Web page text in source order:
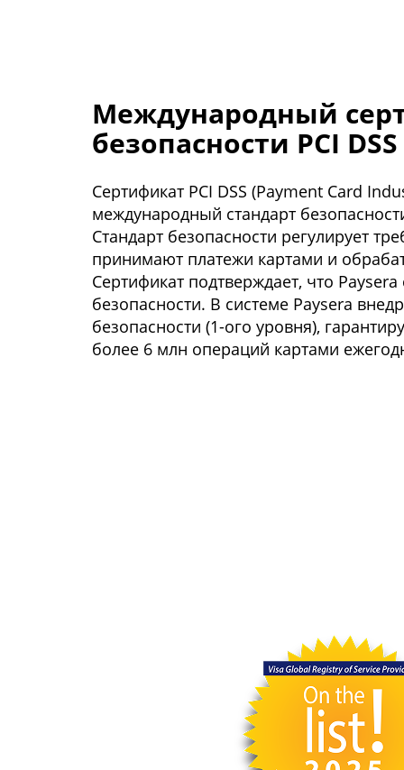
Международный
безопасности PCI DSS
Сертификат PCI DSS (Payment Card
международный стандарт
Стандарт безопасности регулирует
принимают платежи картами и
Сертификат подтверждает, что
безопасности. В системе Paysera
безопасности (1-ого уровня),
более 6 млн операций картами